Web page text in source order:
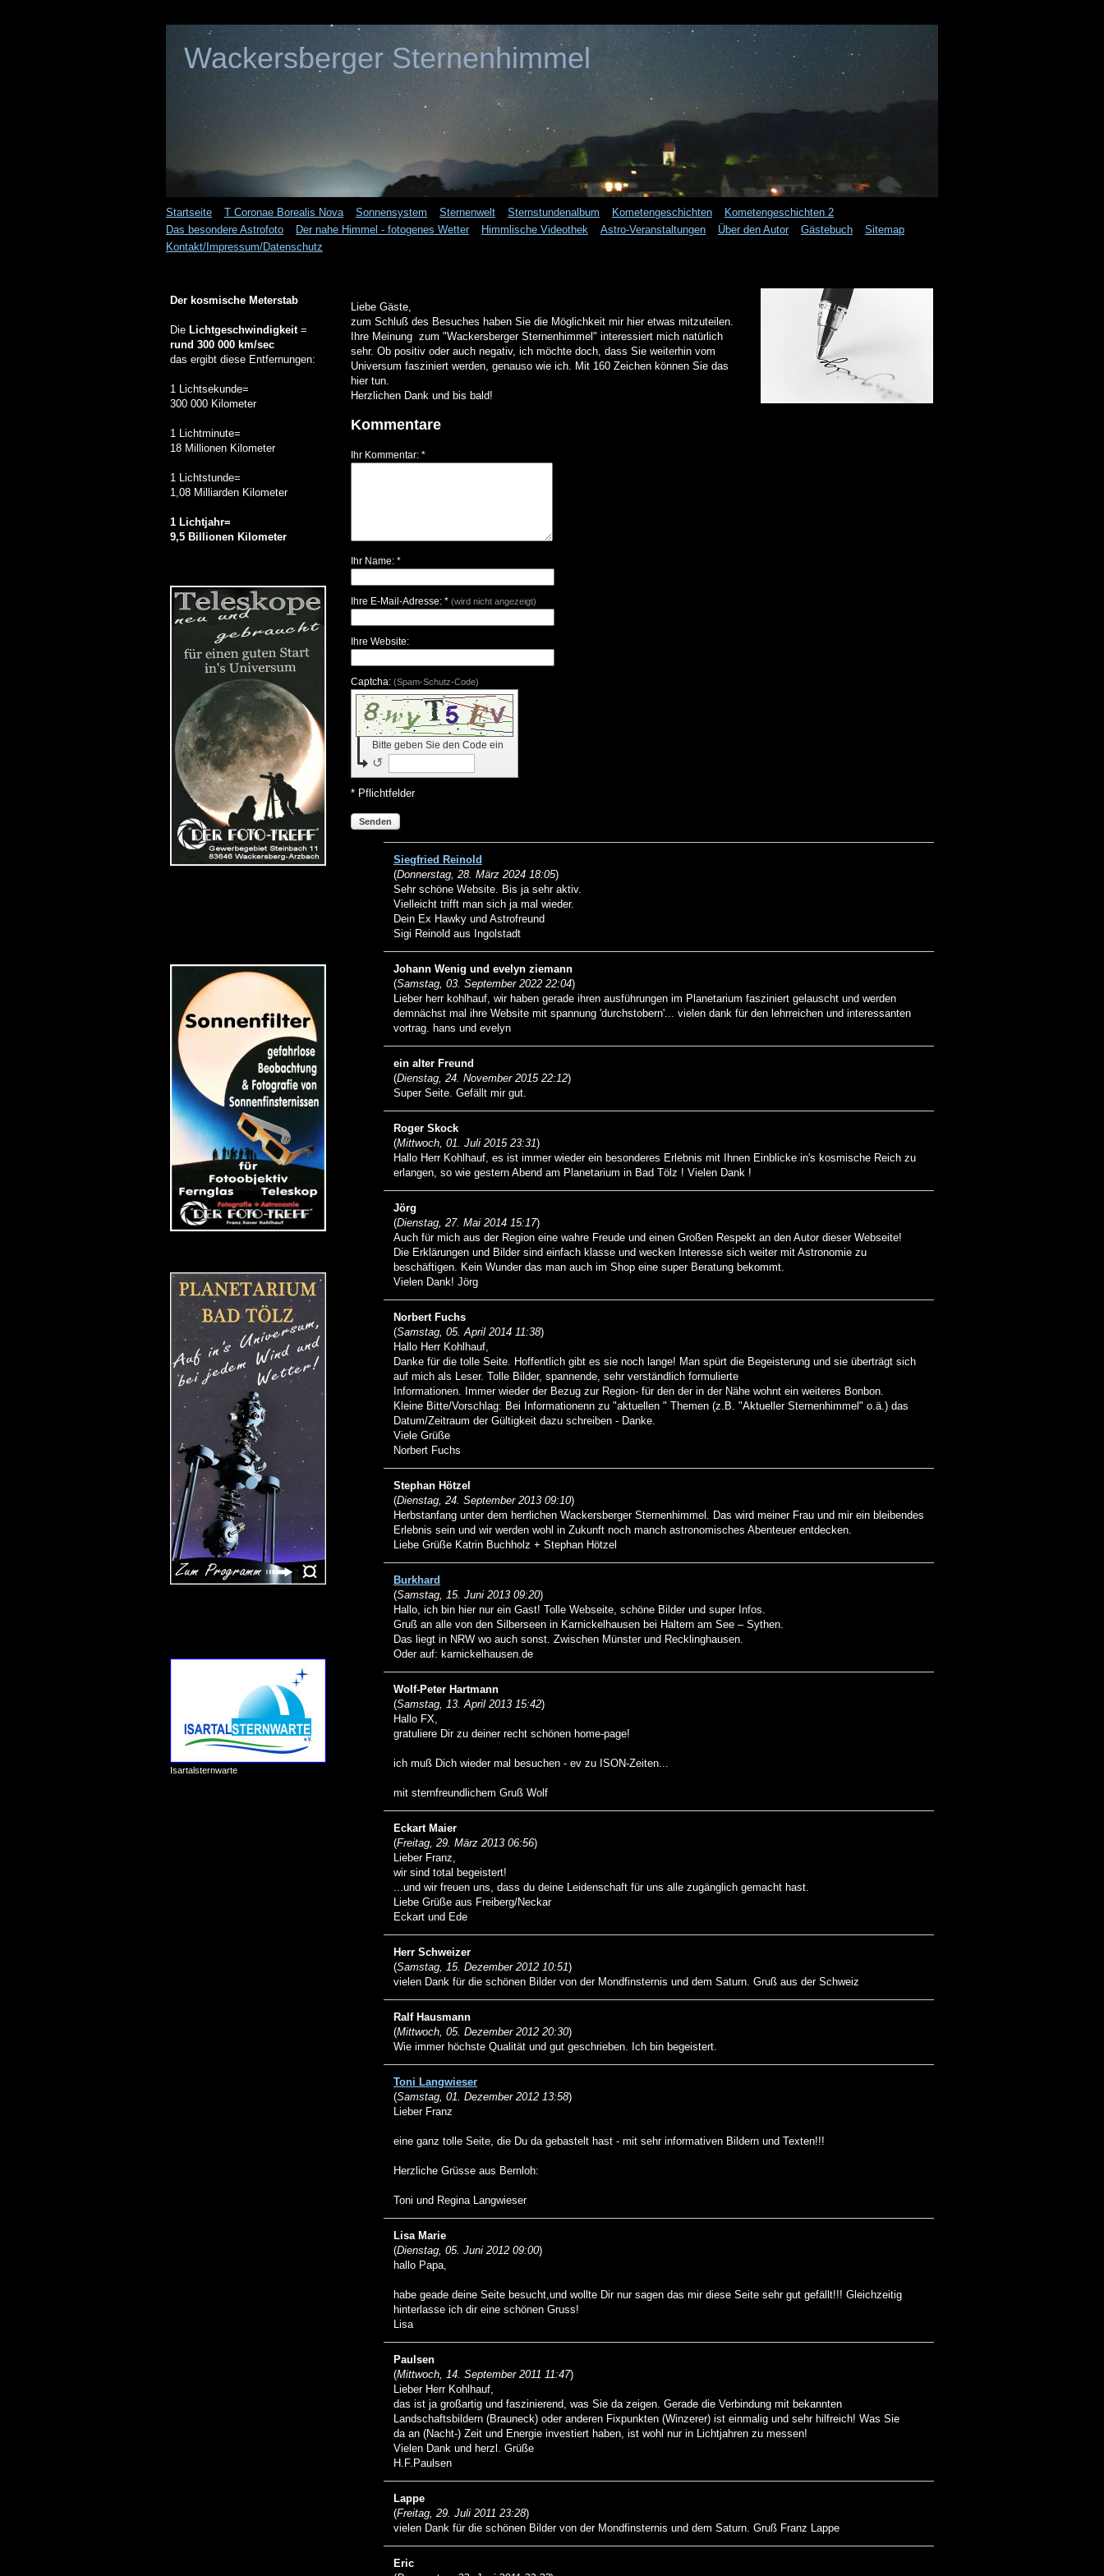
Wackersberger Sternenhimmel
Startseite T Coronae Borealis Nova Sonnensystem Sternenwelt Sternstundenalbum Kometengeschichten
Kometengeschichten 2
Das besondere Astrofoto
Der nahe Himmel - fotogenes Wetter Himmlische Videothek Astro-Veranstaltungen Über den Autor Gästebuch
Sitemap
Kontakt/Impressum/Datenschutz
Liebe Gäste,
zum Schluß des Besuches haben Sie die Möglichkeit mir hier etwas mitzuteilen.
Ihre Meinung zum "Wackersberger Sternenhimmel" interessiert mich natürlich
sehr. Ob positiv oder auch negativ, ich möchte doch, dass Sie weiterhin vom
Universum fasziniert werden, genauso wie ich. Mit 160 Zeichen können Sie das
hier tun.
Herzlichen Dank und bis bald!
Kommentare
Ihr Kommentar: *
Ihr Name: *
Ihre E-Mail-Adresse: * (wird nicht angezeigt)
Ihre Website:
Captcha: (Spam-Schutz-Code)
Bitte geben Sie den Code ein
↺
* Pflichtfelder
Senden
Siegfried Reinold
(Donnerstag, 28. März 2024 18:05)
Sehr schöne Website. Bis ja sehr aktiv.
Vielleicht trifft man sich ja mal wieder.
Dein Ex Hawky und Astrofreund
Sigi Reinold aus Ingolstadt
Johann Wenig und evelyn ziemann
(Samstag, 03. September 2022 22:04)
Lieber herr kohlhauf, wir haben gerade ihren ausführungen im Planetarium fasziniert gelauscht und werden
demnächst mal ihre Website mit spannung 'durchstobern'... vielen dank für den lehrreichen und interessanten
vortrag. hans und evelyn
ein alter Freund
(Dienstag, 24. November 2015 22:12)
Super Seite. Gefällt mir gut.
Roger Skock
(Mittwoch, 01. Juli 2015 23:31)
Hallo Herr Kohlhauf, es ist immer wieder ein besonderes Erlebnis mit Ihnen Einblicke in's kosmische Reich zu
erlangen, so wie gestern Abend am Planetarium in Bad Tölz ! Vielen Dank !
Jörg
(Dienstag, 27. Mai 2014 15:17)
Auch für mich aus der Region eine wahre Freude und einen Großen Respekt an den Autor dieser Webseite!
Die Erklärungen und Bilder sind einfach klasse und wecken Interesse sich weiter mit Astronomie zu
beschäftigen. Kein Wunder das man auch im Shop eine super Beratung bekommt.
Vielen Dank! Jörg
Norbert Fuchs
(Samstag, 05. April 2014 11:38)
Hallo Herr Kohlhauf,
Danke für die tolle Seite. Hoffentlich gibt es sie noch lange! Man spürt die Begeisterung und sie überträgt sich
auf mich als Leser. Tolle Bilder, spannende, sehr verständlich formulierte
Informationen. Immer wieder der Bezug zur Region- für den der in der Nähe wohnt ein weiteres Bonbon.
Kleine Bitte/Vorschlag: Bei Informationenn zu "aktuellen " Themen (z.B. "Aktueller Sternenhimmel" o.ä.) das
Datum/Zeitraum der Gültigkeit dazu schreiben - Danke.
Viele Grüße
Norbert Fuchs
Stephan Hötzel
(Dienstag, 24. September 2013 09:10)
Herbstanfang unter dem herrlichen Wackersberger Sternenhimmel. Das wird meiner Frau und mir ein bleibendes
Erlebnis sein und wir werden wohl in Zukunft noch manch astronomisches Abenteuer entdecken.
Liebe Grüße Katrin Buchholz + Stephan Hötzel
Burkhard
(Samstag, 15. Juni 2013 09:20)
Hallo, ich bin hier nur ein Gast! Tolle Webseite, schöne Bilder und super Infos.
Gruß an alle von den Silberseen in Karnickelhausen bei Haltern am See – Sythen.
Das liegt in NRW wo auch sonst. Zwischen Münster und Recklinghausen.
Oder auf: karnickelhausen.de
Wolf-Peter Hartmann
(Samstag, 13. April 2013 15:42)
Hallo FX,
gratuliere Dir zu deiner recht schönen home-page!
ich muß Dich wieder mal besuchen - ev zu ISON-Zeiten...
mit sternfreundlichem Gruß Wolf
Eckart Maier
(Freitag, 29. März 2013 06:56)
Lieber Franz,
wir sind total begeistert!
...und wir freuen uns, dass du deine Leidenschaft für uns alle zugänglich gemacht hast.
Liebe Grüße aus Freiberg/Neckar
Eckart und Ede
Herr Schweizer
(Samstag, 15. Dezember 2012 10:51)
vielen Dank für die schönen Bilder von der Mondfinsternis und dem Saturn. Gruß aus der Schweiz
Ralf Hausmann
(Mittwoch, 05. Dezember 2012 20:30)
Wie immer höchste Qualität und gut geschrieben. Ich bin begeistert.
Toni Langwieser
(Samstag, 01. Dezember 2012 13:58)
Lieber Franz
eine ganz tolle Seite, die Du da gebastelt hast - mit sehr informativen Bildern und Texten!!!
Herzliche Grüsse aus Bernloh:
Toni und Regina Langwieser
Lisa Marie
(Dienstag, 05. Juni 2012 09:00)
hallo Papa,
habe geade deine Seite besucht,und wollte Dir nur sagen das mir diese Seite sehr gut gefällt!!! Gleichzeitig
hinterlasse ich dir eine schönen Gruss!
Lisa
Paulsen
(Mittwoch, 14. September 2011 11:47)
Lieber Herr Kohlhauf,
das ist ja großartig und faszinierend, was Sie da zeigen. Gerade die Verbindung mit bekannten
Landschaftsbildern (Brauneck) oder anderen Fixpunkten (Winzerer) ist einmalig und sehr hilfreich! Was Sie
da an (Nacht-) Zeit und Energie investiert haben, ist wohl nur in Lichtjahren zu messen!
Vielen Dank und herzl. Grüße
H.F.Paulsen
Lappe
(Freitag, 29. Juli 2011 23:28)
vielen Dank für die schönen Bilder von der Mondfinsternis und dem Saturn. Gruß Franz Lappe
Eric
Der kosmische Meterstab
Die Lichtgeschwindigkeit=
rund 300 000 km/sec
das ergibt diese Entfernungen:
1 Lichtsekunde=
300 000 Kilometer
1 Lichtminute=
18 Millionen Kilometer
1 Lichtstunde=
1,08 Milliarden Kilometer
1 Lichtjahr=
9,5 Billionen Kilometer
Isartalsternwarte